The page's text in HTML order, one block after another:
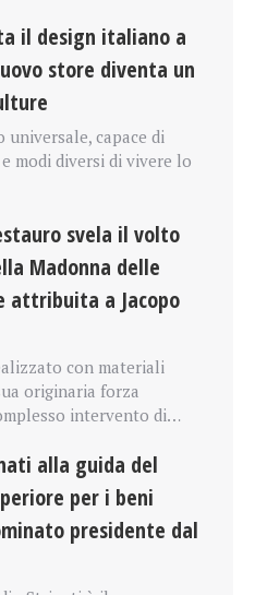
il design italiano a
store diventa un
universale, capace di
modi diversi di vivere lo
svela il volto
Madonna delle
attribuita a Jacopo
con materiali
originaria forza
intervento di…
alla guida del
per i beni
presidente dal